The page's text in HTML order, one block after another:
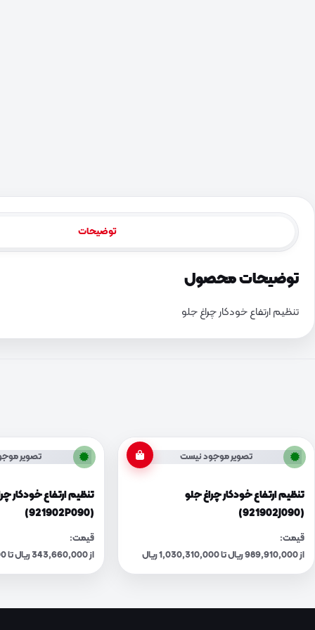
توضیحات
توضیحات محصول
تنظیم ارتفاع خودکار چراغ جلو
تصویر موجود نیست
تنظیم ارتفاع خودکار چراغ جلو
(921902J090)
قیمت:
از 989,910,000 ریال تا 1,030,310,000 ریال
تصویر
تنظیم ارتفاع خودکار
(921902P090)
قیمت:
از 343,660,000 ریال تا 357,690,000 ریال